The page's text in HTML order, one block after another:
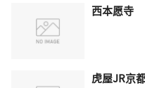
西本愿寺
虎屋JR京